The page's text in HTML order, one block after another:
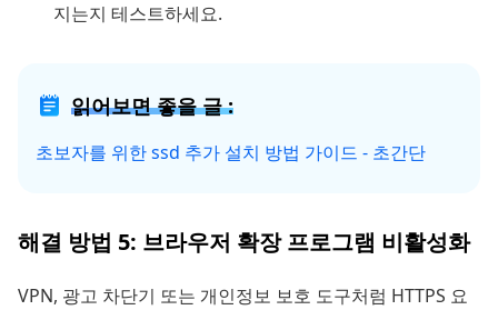
지는지 테스트하세요.
읽어보면 좋을 글 :
초보자를 위한 ssd 추가 설치 방법 가이드 - 초간단
해결 방법 5: 브라우저 확장 프로그램 비활성화
VPN, 광고 차단기 또는 개인정보 보호 도구처럼 HTTPS 요